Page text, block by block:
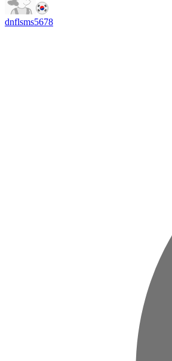
dnflsms5678